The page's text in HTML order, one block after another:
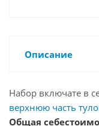
Описание
Набор включате в
верхнюю часть
Общая